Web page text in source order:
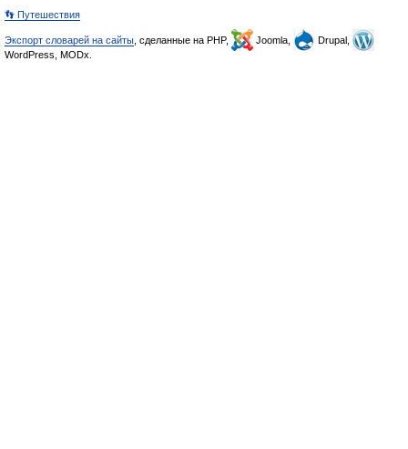
👣 Путешествия
Экспорт словарей на сайты , сделанные на PHP, Joomla,
Drupal,
WordPress, MODx.